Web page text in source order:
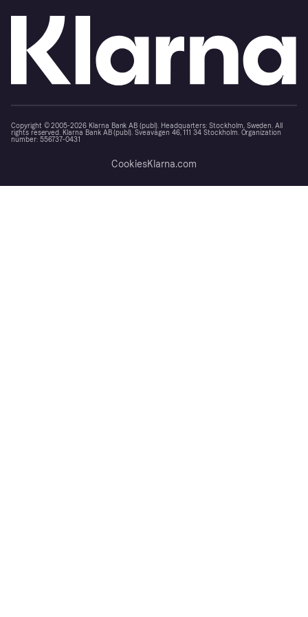
Copyright © 2005-2026 Klarna Bank AB (publ). Headquarters: Stockholm, Sweden. All
rights reserved. Klarna Bank AB (publ). Sveavägen 46, 111 34 Stockholm. Organization
number: 556737-0431
CookiesKlarna.com